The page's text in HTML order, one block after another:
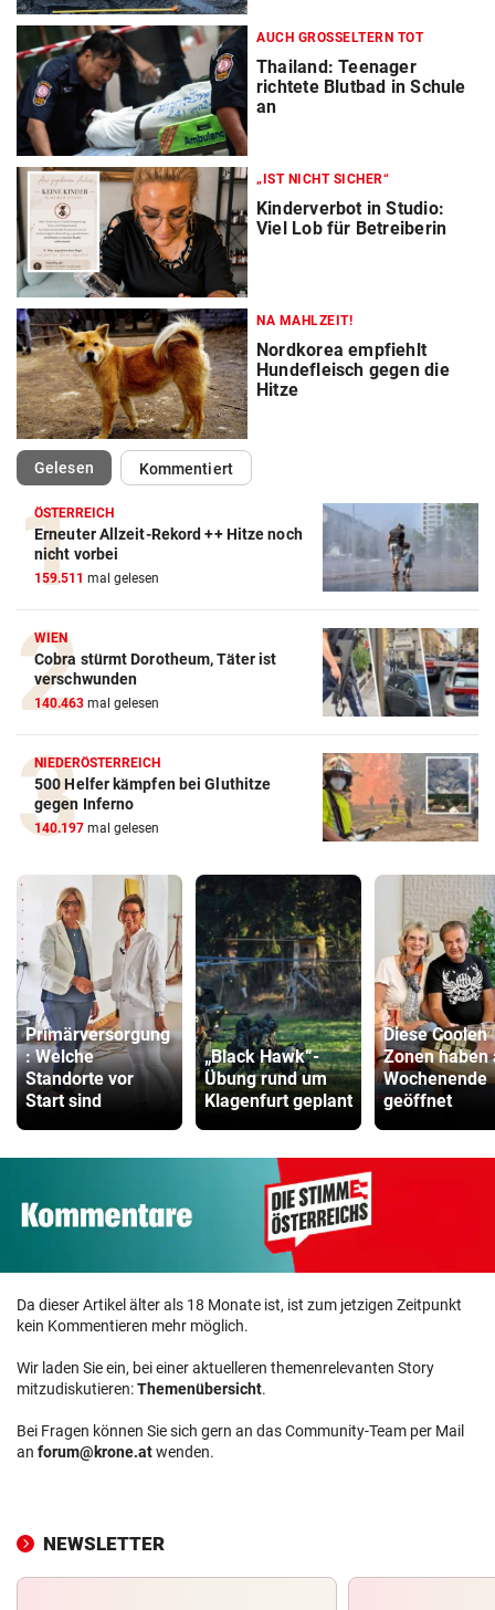
AUCH GROSSELTERN TOT
Thailand: Teenager
richtete Blutbad in Schule
an
„IST NICHT SICHER“
Kinderverbot in Studio:
Viel Lob für Betreiberin
NA MAHLZEIT!
Nordkorea empfiehlt
Hundefleisch gegen die
Hitze
Gelesen(ausgewählt)Kommentiert
ÖSTERREICH
Erneuter Allzeit-Rekord ++ Hitze noch
nicht vorbei
159.511 mal gelesen
WIEN
Cobra stürmt Dorotheum, Täter ist
verschwunden
140.463 mal gelesen
NIEDERÖSTERREICH
500 Helfer kämpfen bei Gluthitze
gegen Inferno
140.197 mal gelesen
Primärversorgung
: Welche
Standorte vor
Start sind
„Black Hawk“-
Übung rund um
Klagenfurt geplant
Diese Coolen
Zonen haben
Wochenende
geöffnet
Da dieser Artikel älter als 18 Monate ist, ist zum jetzigen Zeitpunkt
kein Kommentieren mehr möglich.
Wir laden Sie ein, bei einer aktuelleren themenrelevanten Story
mitzudiskutieren:Themenübersicht.
Bei Fragen können Sie sich gern an das Community-Team per Mail
an forum@krone.atwenden.
NEWSLETTER